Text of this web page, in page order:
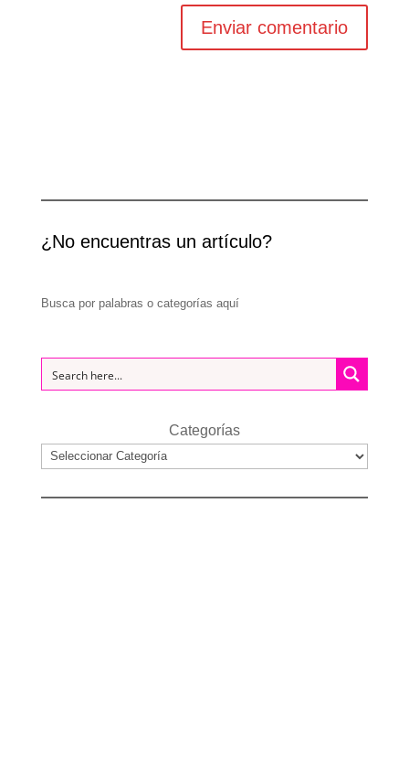
¿No encuentras un artículo?
Busca por palabras o categorías aquí
Categorías